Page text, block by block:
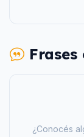
Frases
¿Conocés